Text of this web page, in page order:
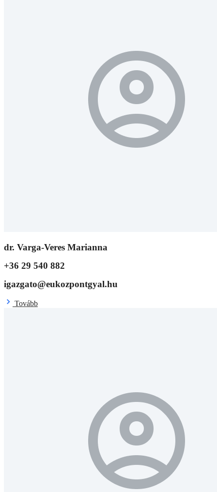
dr. Varga-Veres Marianna
+36 29 540 882
igazgato@eukozpontgyal.hu
Tovább